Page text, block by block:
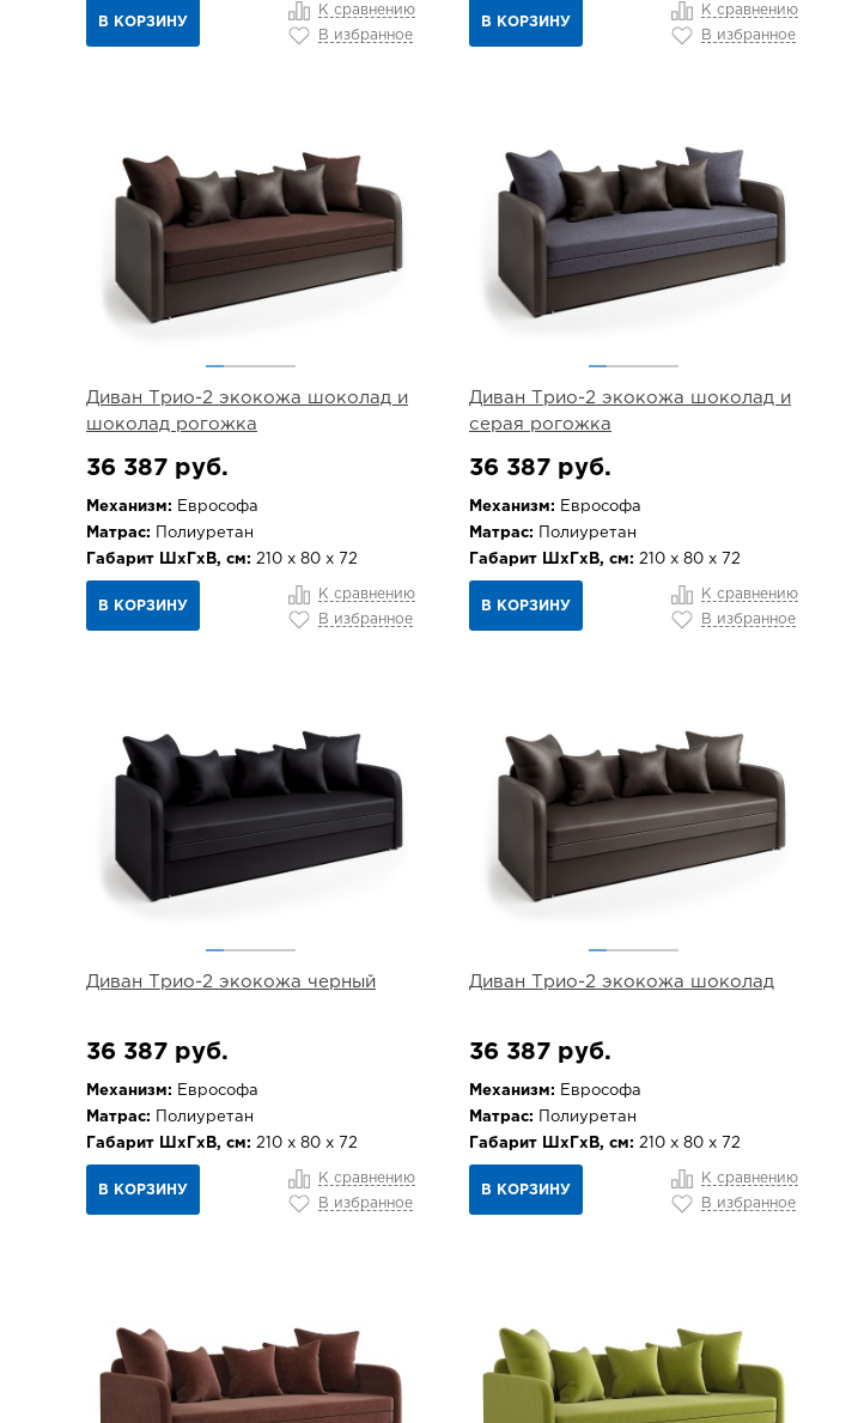
В КОРЗИНУ
К сравнению
В избранное
В КОРЗИНУ
К сравнению
В избранное
Диван Трио-2 экокожа шоколад и
шоколад рогожка
36 387 руб.
Механизм: Еврософа
Матрас: Полиуретан
Габарит ШхГхВ, см: 210 х 80 х 72
В КОРЗИНУ
К сравнению
В избранное
Диван Трио-2 экокожа шоколад и
серая рогожка
36 387 руб.
Механизм: Еврософа
Матрас: Полиуретан
Габарит ШхГхВ, см: 210 х 80 х 72
В КОРЗИНУ
К сравнению
В избранное
Диван Трио-2 экокожа черный
36 387 руб.
Механизм: Еврософа
Матрас: Полиуретан
Габарит ШхГхВ, см: 210 х 80 х 72
В КОРЗИНУ
К сравнению
В избранное
Диван Трио-2 экокожа шоколад
36 387 руб.
Механизм: Еврософа
Матрас: Полиуретан
Габарит ШхГхВ, см: 210 х 80 х 72
В КОРЗИНУ
К сравнению
В избранное